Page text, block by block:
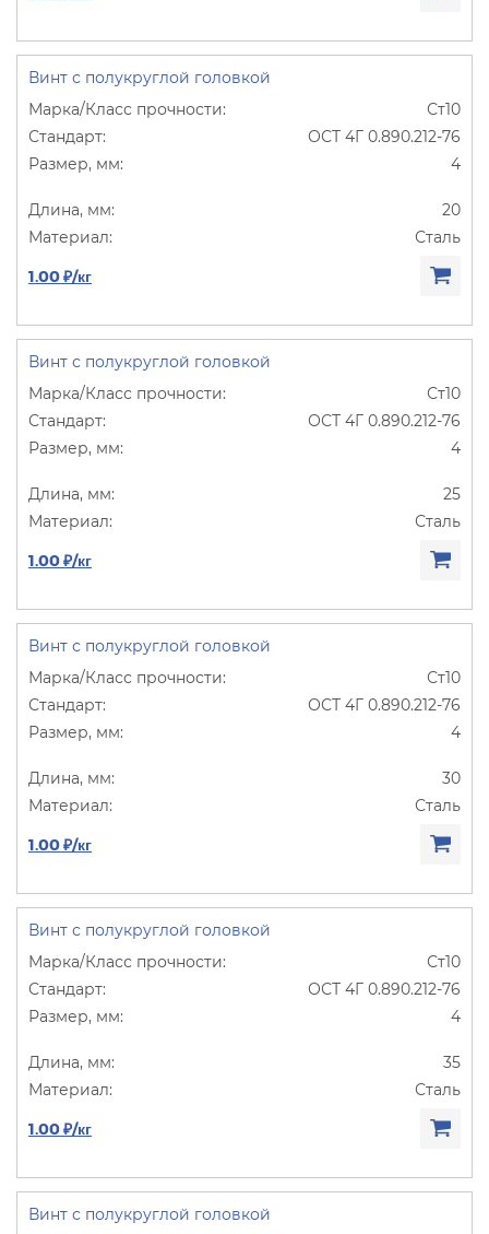
Винт с полукруглой головкой
Ст10
ОСТ 4Г 0.890.212-76
4
20
Сталь
1.00 ₽/кг
Винт с полукруглой головкой
Ст10
ОСТ 4Г 0.890.212-76
4
25
Сталь
1.00 ₽/кг
Винт с полукруглой головкой
Ст10
ОСТ 4Г 0.890.212-76
4
30
Сталь
1.00 ₽/кг
Винт с полукруглой головкой
Ст10
ОСТ 4Г 0.890.212-76
4
35
Сталь
1.00 ₽/кг
Винт с полукруглой головкой